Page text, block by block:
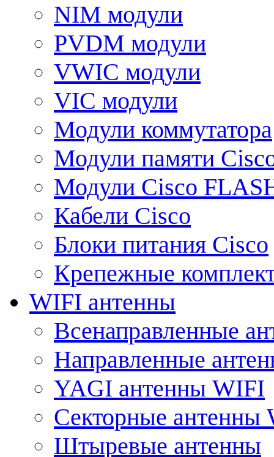
NIM модули
PVDM модули
VWIC модули
VIC модули
Модули коммутатора
Модули памяти
Модули Cisco
Кабели Cisco
Блоки питания Cisco
Крепежные
WIFI антенны
Всенаправленные
Направленные
YAGI антенны WIFI
Секторные антенны
Штыревые антенны